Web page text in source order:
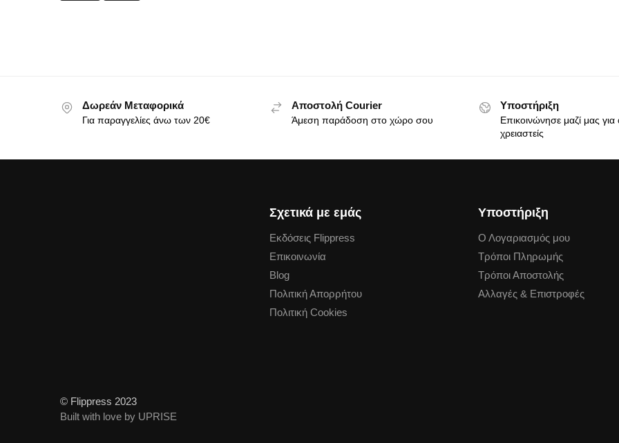
Δωρεάν Μεταφορικά
Για παραγγελίες άνω των 20€
Αποστολή Courier
Άμεση παράδοση στο χώρο σου
Υποστήριξη
Επικοινώνησε μαζί μας για
χρειαστείς
Σχετικά με εμάς
Εκδόσεις Flippress
Επικοινωνία
Blog
Πολιτική Απορρήτου
Πολιτική Cookies
Υποστήριξη
Ο Λογαριασμός μου
Τρόποι Πληρωμής
Τρόποι Αποστολής
Αλλαγές & Επιστροφές
© Flippress 2023
Built with love by UPRISE